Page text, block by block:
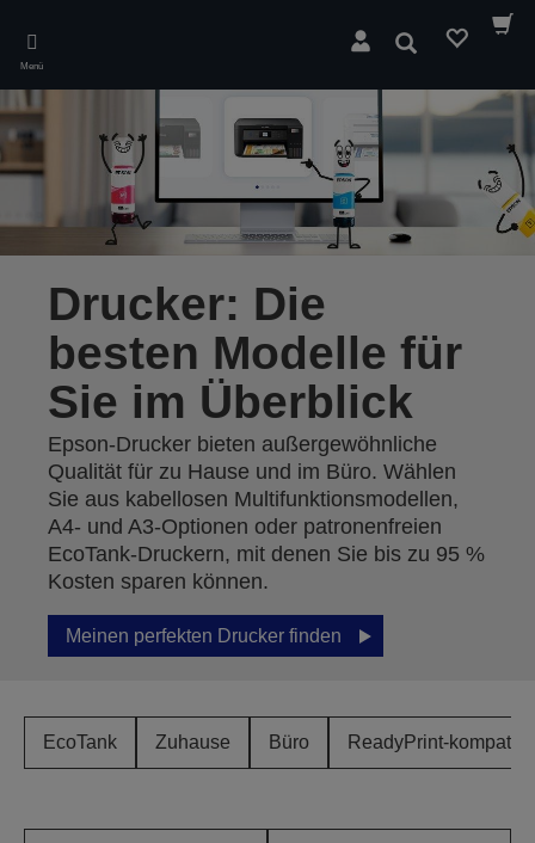
main
content
Menü
Suchen
Drucker: Die
besten Modelle für
Sie im Überblick
Epson-Drucker bieten außergewöhnliche
Qualität für zu Hause und im Büro. Wählen
Sie aus kabellosen Multifunktionsmodellen,
A4- und A3-Optionen oder patronenfreien
EcoTank-Druckern, mit denen Sie bis zu 95 %
Kosten sparen können.
Meinen perfekten Drucker finden
EcoTank Zuhause Büro ReadyPrint-